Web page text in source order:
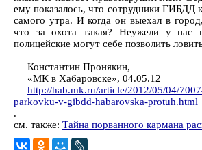
ему показалось, что сотрудники ГИБДД
самого утра. И когда он выехал в
что за охота такая? Неужели у нас
полицейские могут себе позволить
Константин Пронякин,
«МК в Хабаровске», 04.05.12
http://hab.mk.ru/article/2012/05/04/
parkovku-v-gibdd-habarovska-protuh.html
.
см. также: Тайна порванного кармана